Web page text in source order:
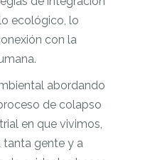
ecológico, lo
con la
abordando
de colapso
en que vivimos,
tanta gente y a